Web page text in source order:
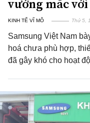
vướng mắc
KINH TẾ VĨ MÔ Thứ 5,
Samsung Việt Nam
hoá chưa phù hợp,
đã gây khó cho hoạt